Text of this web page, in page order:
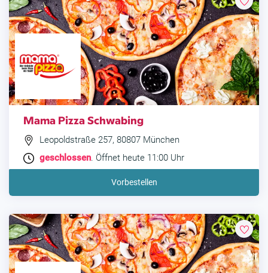
Mama Pizza Schwabing
Leopoldstraße 257, 80807 München
geschlossen . Öffnet heute 11:00 Uhr
Vorbestellen